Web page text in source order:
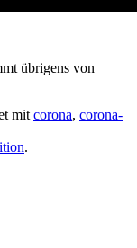
übrigens von
mit corona, corona-
.